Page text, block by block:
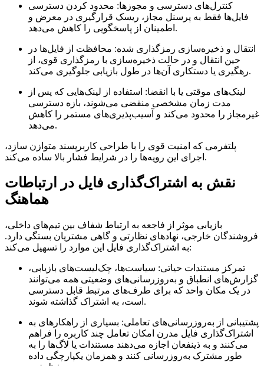
کنترل‌های دسترسی و مجوزها: محدود کردن دسترسی
فایل‌ها فقط به پرسنل مجاز، ریسک قرارگیری در معرض و
اطمینان از پاسخگویی را کاهش می‌دهد.
انتقال و ذخیره‌سازی رمزگذاری شده: محافظت از فایل‌ها در
حین انتقال و در حالت ذخیره‌سازی با رمزگذاری قوی، از
رهگیری یا دستکاری آن‌ها در طول بازیابی جلوگیری می‌کند.
لینک‌های موقتی یا با انقضا: استفاده از لینک‌هایی که پس از
مدت زمان مشخصی منقضی می‌شوند، بازه دسترسی
غیرمجاز را محدود می‌کند و آسیب‌پذیری‌های مستمر را کاهش
می‌دهد.
پلتفرمی که امنیت قوی را با طراحی کاربرپسند متوازن سازد،
اجرای این رویه‌ها را در شرایط فشار بالا ساده می‌کند.
نقش به اشتراک‌گذاری فایل در ارتباطات
هماهنگ
بازیابی موثر از فاجعه به ارتباط شفاف بین تیم‌های داخلی،
فروشندگان خارجی، نهادهای نظارتی و گاهی مشتریان بستگی دارد.
به اشتراک‌گذاری فایل این موارد را تسهیل می‌کند:
تمرکز مستندات حیاتی: سیاست‌ها، چک‌لیست‌های بازیابی،
گزارش‌های انطباق و به‌روزرسانی‌های وضعیتی همه می‌توانند
در یک مکان واحد که برای طرف‌های مرتبط قابل دسترسی
است، به اشتراک گذاشته شوند.
پشتیبانی از به‌روزرسانی‌های تعاملی: بسیاری از راهکارهای به
اشتراک‌گذاری فایل مدرن امکان تعامل چند کاربره را فراهم
می‌کنند و به ذینفعان اجازه می‌دهند مستندات یا لاگ‌ها را به
طور مشترک به‌روزرسانی کنند و همزمان یکپارچگی داده